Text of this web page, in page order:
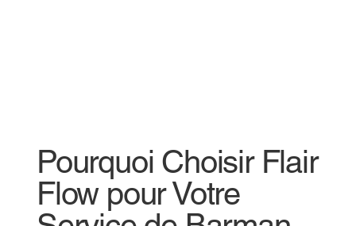
Pourquoi Choisir Flair
Flow pour Votre